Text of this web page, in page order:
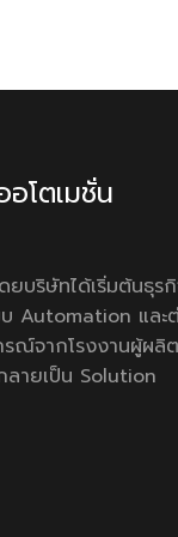
โตเมชั่น
ยบริษัทได้เริ่มต้นธุร
Automation และ
ณ์จากโรงงานผู้ผลิ
ลายเป็น Solution